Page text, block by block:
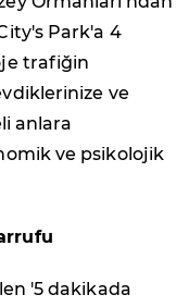
Park'a 4
trafiğin
ve
anlara
ve psikolojik
'5 dakikada